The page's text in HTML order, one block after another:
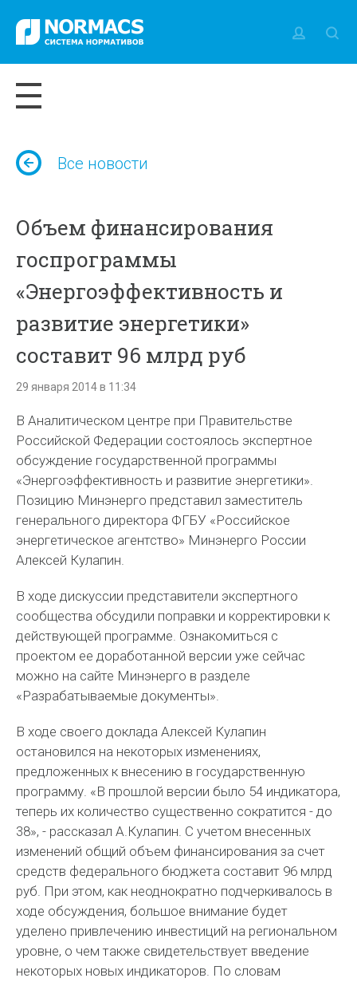
Все новости
Объем финансирования
госпрограммы
«Энергоэффективность и
развитие энергетики»
составит 96 млрд руб
29 января 2014 в 11:34
В Аналитическом центре при Правительстве
Российской Федерации состоялось экспертное
обсуждение государственной программы
«Энергоэффективность и развитие энергетики».
Позицию Минэнерго представил заместитель
генерального директора ФГБУ «Российское
энергетическое агентство» Минэнерго России
Алексей Кулапин.
В ходе дискуссии представители экспертного
сообщества обсудили поправки и корректировки к
действующей программе. Ознакомиться с
проектом ее доработанной версии уже сейчас
можно на сайте Минэнерго в разделе
«Разрабатываемые документы».
В ходе своего доклада Алексей Кулапин
остановился на некоторых изменениях,
предложенных к внесению в госудaрственную
программу. «В прошлой версии было 54 индикатора,
теперь их количество существенно сократится - до
38», - рассказал А.Кулапин. С учетом внесенных
изменений общий объем финансирования за счет
средств федерального бюджета составит 96 млрд
руб. При этом, как неоднократно подчеркивалось в
ходе обсуждения, большое внимание будет
уделено привлечению инвестиций на региональном
уровне, о чем также свидетельствует введение
некоторых новых индикаторов. По словам